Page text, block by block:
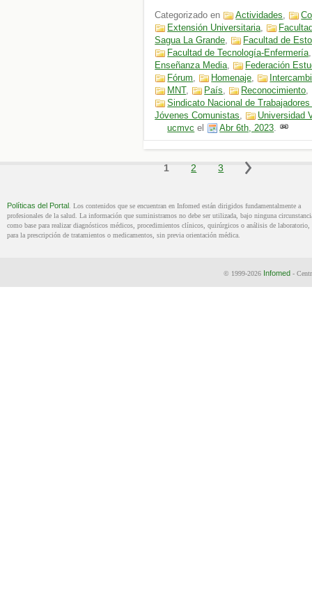
Categorizado en Actividades,
Extensión Universitaria,
Sagua La Grande,
Facultad de
Facultad de Tecnología-Enfermería
Enseñanza Media,
Federación
Fórum, Homenaje,
MNT, País, Reconocimiento,
Sindicato Nacional de
Jóvenes Comunistas,
Universidad
ucmvc el Abr 6th, 2023.
Políticas del Portal . Los contenidos que se encuentran en Infomed están dirigidos fundamentalmente a
profesionales de la salud. La información que suministramos no debe ser utilizada, bajo ninguna
como base para realizar diagnósticos médicos, procedimientos clínicos, quirúrgicos o análisis de laboratorio,
para la prescripción de tratamientos o medicamentos, sin previa orientación médica.
© 1999-2026 Infomed -